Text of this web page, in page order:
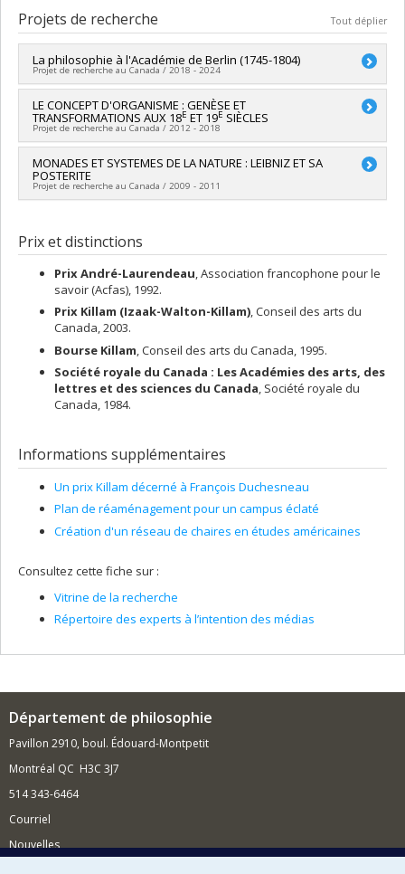
Cycle : Maîtrise
Diplôme obtenu :M.A.
Lien vers le document dans Papyrus
Projets de recherche Tout déplier
La philosophie à l'Académie de Berlin (1745-1804)
Projet de recherche au Canada / 2018 - 2024
Chercheur principal :François Duchesneau
Co-chercheurs :Christian Leduc,Daniel Dumouchel
DeSouza
sciences humaines du Canada
Programmes de subvention : PVXXXXXX-Subvention Savoir
LE CONCEPT D'ORGANISME : GENÈSE ET
TRANSFORMATIONS AUX 18E ET 19E SIÈCLES
Projet de recherche au Canada / 2012 - 2018
Chercheur principal :François Duchesneau
Sources de financement :CRSH/Conseil de recherches en
sciences humaines du Canada
MONADES ET SYSTEMES DE LA NATURE : LEIBNIZ ET SA
POSTERITE
Projet de recherche au Canada / 2009 - 2011
Prix et distinctions
Prix André-Laurendeau, Association francophone pour le
savoir (Acfas), 1992.
Prix Killam (Izaak-Walton-Killam), Conseil des arts du
Canada, 2003.
Bourse Killam, Conseil des arts du Canada, 1995.
Société royale du Canada : Les Académies des arts, des
lettres et des sciences du Canada, Société royale du
Canada, 1984.
Informations supplémentaires
Un prix Killam décerné à François Duchesneau
Plan de réaménagement pour un campus éclaté
Création d'un réseau de chaires en études américaines
Consultez cette fiche sur :
Vitrine de la recherche
Répertoire des experts à l’intention des médias
Département de philosophie
Pavillon 2910, boul. Édouard-Montpetit
Montréal QC H3C 3J7
514 343-6464
Courriel
Nouvelles